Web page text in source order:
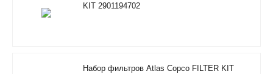
KIT 2901194702
Набор фильтров Atlas Copco FILTER KIT